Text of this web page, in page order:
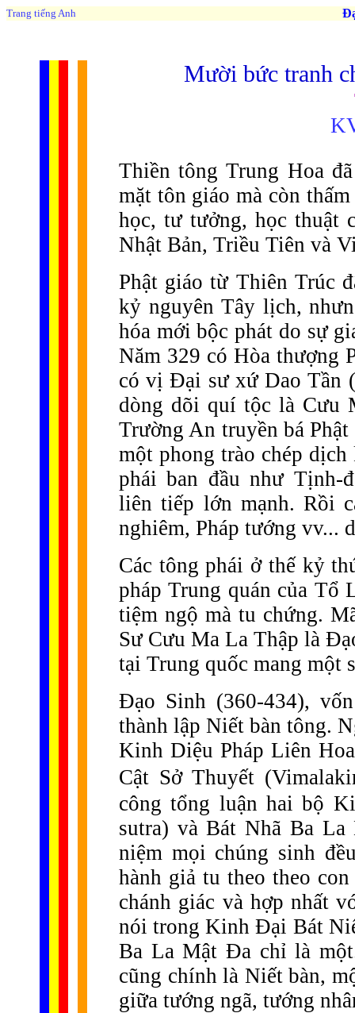
Trang tiếng Anh
Mười bức tranh
Thiền tông Trung Hoa
mặt tôn giáo mà còn
học, tư tưởng, học thuật
Nhật Bản, Triều Tiên và
Phật giáo từ Thiên Trúc
kỷ nguyên Tây lịch,
hóa mới bộc phát do sự
Năm 329 có Hòa thượng
có vị Đại sư xứ Dao Tần
dòng dõi quí tộc là Cưu
Trường An truyền bá
một phong trào chép
phái ban đầu như Tịnh-
liên tiếp lớn mạnh. Rồi
nghiêm, Pháp tướng vv...
Các tông phái ở thế kỷ
pháp Trung quán của Tổ
tiệm ngộ mà tu chứng.
Sư Cưu Ma La Thập là
tại Trung quốc mang một
Đạo Sinh (360-434),
thành lập Niết bàn tông.
Kinh Diệu Pháp Liên
Cật Sở Thuyết
công tổng luận hai bộ
sutra) và Bát Nhã Ba
niệm mọi chúng sinh
hành giả tu theo theo
chánh giác và hợp nhất
nói trong Kinh Đại Bát
Ba La Mật Đa chỉ là
cũng chính là Niết bàn,
giữa tướng ngã, tướng